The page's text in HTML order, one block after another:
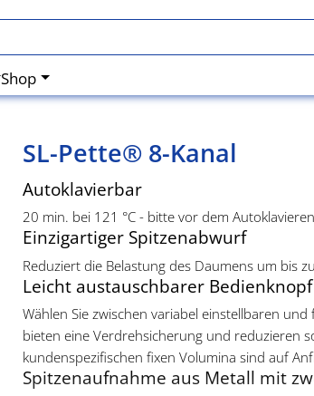
Shop
SL-Pette® 8-Kanal
Autoklavierbar
20 min. bei 121 °C - bitte vor dem
Einzigartiger Spitzenabwurf
Reduziert die Belastung des Daumens um bis
Leicht austauschbarer Bedienknopf
Wählen Sie zwischen variabel einstellbaren
bieten eine Verdrehsicherung und reduzieren
kundenspezifischen fixen Volumina sind auf
Spitzenaufnahme aus Metall mit